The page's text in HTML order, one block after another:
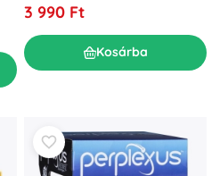
3 990 Ft
Kosárba